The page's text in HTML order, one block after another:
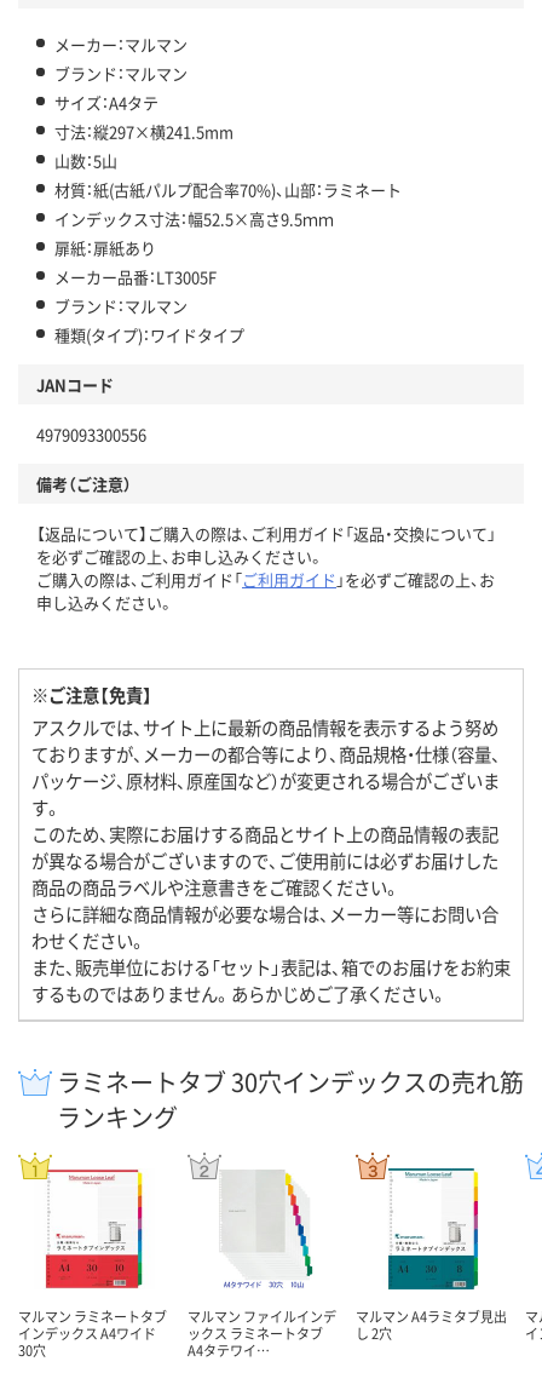
メーカー：マルマン
ブランド：マルマン
サイズ：A4タテ
寸法：縦297×横241.5mm
山数：5山
材質：紙(古紙パルプ配合率70%)、山部：ラミネート
インデックス寸法：幅52.5×高さ9.5ｍｍ
扉紙：扉紙あり
メーカー品番：LT3005F
ブランド：マルマン
種類(タイプ)：ワイドタイプ
JANコード
4979093300556
備考（ご注意）
【返品について】ご購入の際は、ご利用ガイド「返品・交換について」
を必ずご確認の上、お申し込みください。
ご購入の際は、ご利用ガイド「ご利用ガイド 」を必ずご確認の上、お
申し込みください。
※ご注意【免責】
アスクルでは、サイト上に最新の商品情報を表示するよう努め
ておりますが、メーカーの都合等により、商品規格・仕様（容量、
パッケージ、原材料、原産国など）が変更される場合がございま
す。
このため、実際にお届けする商品とサイト上の商品情報の表記
が異なる場合がございますので、ご使用前には必ずお届けした
商品の商品ラベルや注意書きをご確認ください。
さらに詳細な商品情報が必要な場合は、メーカー等にお問い合
わせください。
また、販売単位における「セット」表記は、箱でのお届けをお約束
するものではありません。あらかじめご了承ください。
ラミネートタブ 30穴インデックスの売れ筋
ランキング
マルマン ラミネートタブ
インデックス A4ワイド
30穴
マルマン ファイルインデ
ックス ラミネートタブ
A4タテワイ…
マルマン A4ラミタブ見出
し 2穴